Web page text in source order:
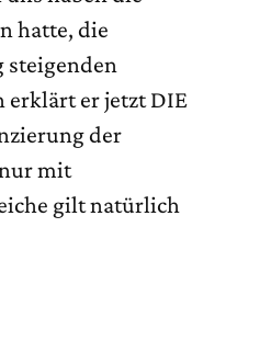
hatte, die
steigenden
erklärt er jetzt DIE
der
mit
gilt natürlich